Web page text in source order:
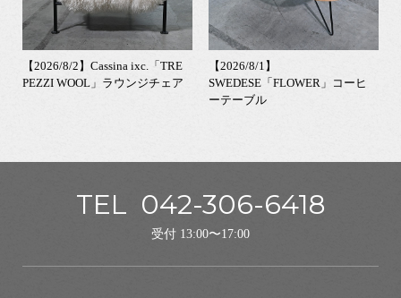
【2026/8/2】Cassina ixc.「TRE
PEZZI WOOL」ラウンジチェア
【2026/8/1】
SWEDESE「FLOWER」コーヒ
ーテーブル
TEL 042-306-6418
受付 13:00〜17:00